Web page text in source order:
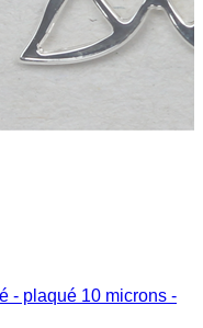
- plaqué 10 microns -